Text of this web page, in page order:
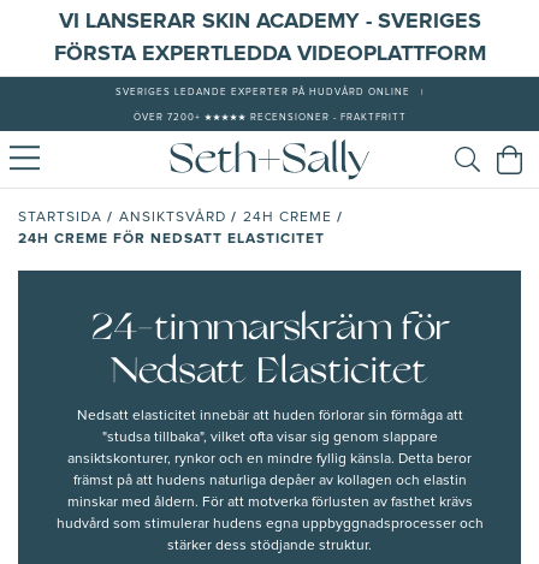
VI LANSERAR SKIN ACADEMY - SVERIGES
FÖRSTA EXPERTLEDDA VIDEOPLATTFORM
SVERIGES LEDANDE EXPERTER PÅ HUDVÅRD ONLINE
ÖVER 7200+ ★★★★★ RECENSIONER - FRAKTFRITT
STARTSIDA / ANSIKTSVÅRD / 24H CREME /
24H CREME FÖR NEDSATT ELASTICITET
24-timmarskräm för
Nedsatt Elasticitet
Nedsatt elasticitet innebär att huden förlorar sin förmåga att
"studsa tillbaka", vilket ofta visar sig genom slappare
ansiktskonturer, rynkor och en mindre fyllig känsla. Detta beror
främst på att hudens naturliga depåer av kollagen och elastin
minskar med åldern. För att motverka förlusten av fasthet krävs
hudvård som stimulerar hudens egna uppbyggnadsprocesser och
stärker dess stödjande struktur.